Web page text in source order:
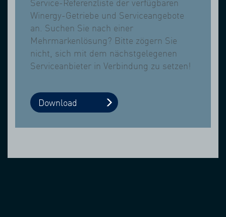
Service-Referenzliste der verfügbaren
Winergy-Getriebe und Serviceangebote
an. Suchen Sie nach einer
Mehrmarkenlösung? Bitte zögern Sie
nicht, sich mit dem nächstgelegenen
Serviceanbieter in Verbindung zu setzen!
Download